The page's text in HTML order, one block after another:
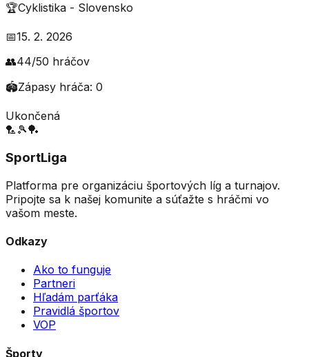
🏆Cyklistika - Slovensko
📅15. 2. 2026
👥44/50 hráčov
🏟️Zápasy hráča: 0
Ukončená
🏸 🎾🏓
SportLiga
Platforma pre organizáciu športových líg a turnajov.
Pripojte sa k našej komunite a súťažte s hráčmi vo
vašom meste.
Odkazy
Ako to funguje
Partneri
Hľadám parťáka
Pravidlá športov
VOP
Športy